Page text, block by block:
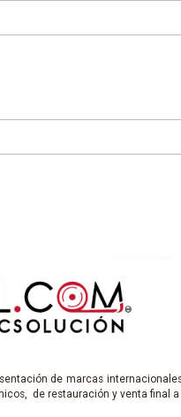
de marcas
de restauración y venta final a